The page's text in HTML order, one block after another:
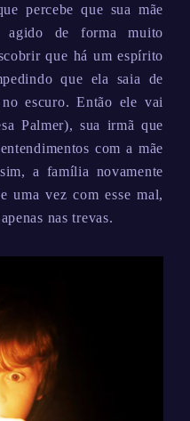
percebe que sua mãe
agido de forma muito
que há um espírito
que ela saia de
escuro. Então ele vai
Palmer), sua irmã que
com a mãe
a família novamente
uma vez com esse mal,
nas trevas.